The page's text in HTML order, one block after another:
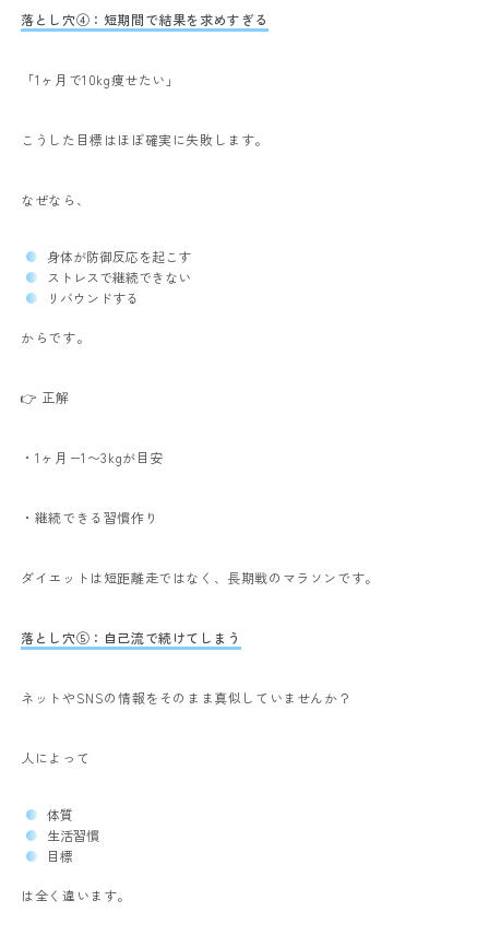
落とし穴④：短期間で結果を求めすぎる
「1ヶ月で10kg痩せたい」
こうした目標はほぼ確実に失敗します。
なぜなら、
身体が防御反応を起こす
ストレスで継続できない
リバウンドする
からです。
👉 正解
・1ヶ月−1〜3kgが目安
・継続できる習慣作り
ダイエットは短距離走ではなく、長期戦のマラソンです。
落とし穴⑤：自己流で続けてしまう
ネットやSNSの情報をそのまま真似していませんか？
人によって
体質
生活習慣
目標
は全く違います。